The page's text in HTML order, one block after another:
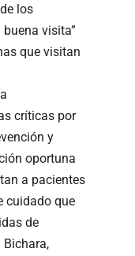
los
visita”
que visitan
críticas por
y
oportuna
a pacientes
cuidado que
de
Bichara,